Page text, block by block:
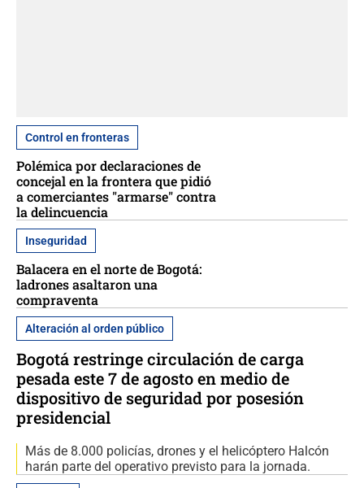
Control en fronteras
Polémica por declaraciones de
concejal en la frontera que pidió
a comerciantes "armarse" contra
la delincuencia
Inseguridad
Balacera en el norte de Bogotá:
ladrones asaltaron una
compraventa
Alteración al orden público
Bogotá restringe circulación de carga
pesada este 7 de agosto en medio de
dispositivo de seguridad por posesión
presidencial
Más de 8.000 policías, drones y el helicóptero Halcón
harán parte del operativo previsto para la jornada.